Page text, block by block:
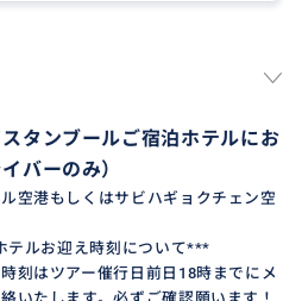
タンブールご宿泊ホテルにお
バーのみ）
空港もしくはサビハギョクチェン空
テルお迎え時刻について***
刻はツアー催行日前日18時までにメ